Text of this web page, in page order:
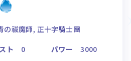
の祓魔師, 正十字騎士團
ト 0 パワー
3000